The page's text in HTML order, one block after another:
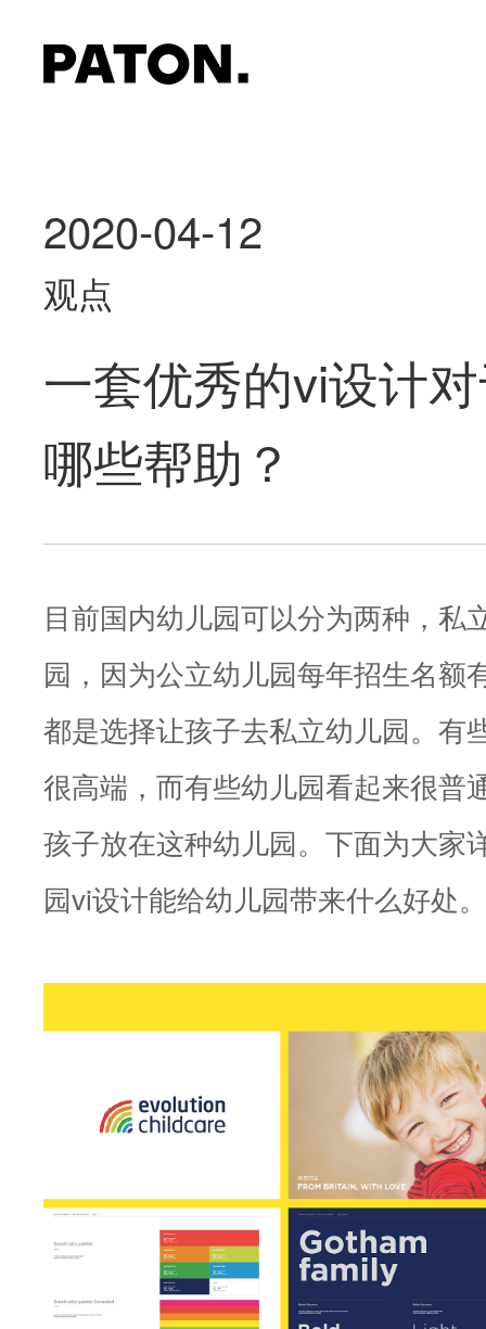
2020-04-12
观点
一套优秀的vi设计
哪些帮助？
目前国内幼儿园可以分为两种，私
园，因为公立幼儿园每年招生名额
都是选择让孩子去私立幼儿园。有
很高端，而有些幼儿园看起来很普
孩子放在这种幼儿园。下面为大家
园vi设计能给幼儿园带来什么好处。